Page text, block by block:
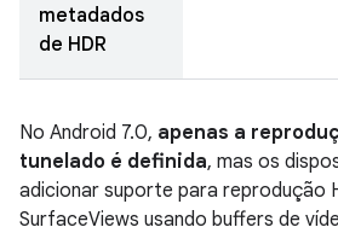
metadados
de HDR
No Android 7.0, apenas a
tunelado é definida, mas os
adicionar suporte para reprodução
SurfaceViews usando buffers de